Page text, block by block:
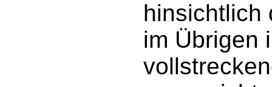
hinsichtlich
im Übrigen